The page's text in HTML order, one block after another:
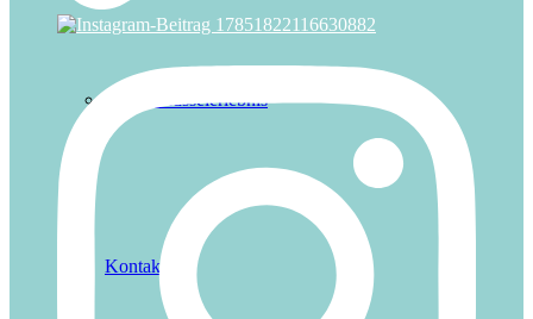
Das Schlüsselerlebnis
Kontakt